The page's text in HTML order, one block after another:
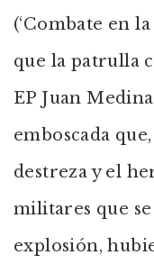
(‘Combate en
que la patrulla
EP Juan
emboscada
destreza y el
militares que
explosión,